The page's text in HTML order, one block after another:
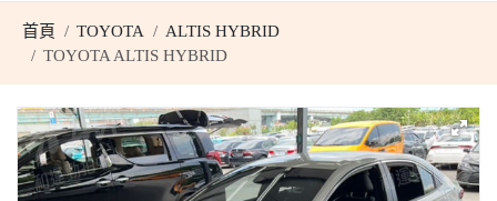
首頁 TOYOTA
ALTIS HYBRID
TOYOTA ALTIS HYBRID